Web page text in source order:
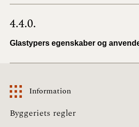
4.4.0.
Glastypers egenskaber og
Information
Information
Byggeriets regler